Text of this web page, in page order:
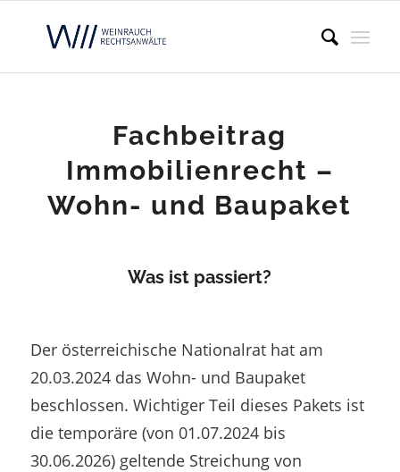
Fachbeitrag
Immobilienrecht –
Wohn- und Baupaket
Was ist passiert?
Der österreichische Nationalrat hat am
20.03.2024 das Wohn- und Baupaket
beschlossen. Wichtiger Teil dieses Pakets ist
die temporäre (von 01.07.2024 bis
30.06.2026) geltende Streichung von